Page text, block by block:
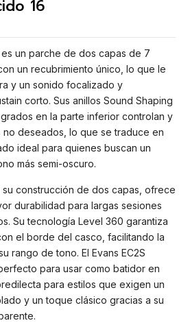
16
es un parche de dos capas de 7
un recubrimiento único, lo que le
y un sonido focalizado y
corto. Sus anillos Sound Shaping
en la parte inferior controlan y
deseados, lo que se traduce en
ideal para quienes buscan un
más semi-oscuro.
su construcción de dos capas, ofrece
durabilidad para largas sesiones
Su tecnología Level 360 garantiza
el borde del casco, facilitando la
rango de tono. El Evans EC2S
para usar como batidor en
para estilos que exigen un
y un toque clásico gracias a su